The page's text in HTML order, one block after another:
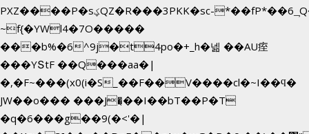
PXZ����P�sؼQZ�R���3PKK�sc-*��fP*��6_̦Q���H�hl��a��j��dӤ�ܥ�Ք�7�)S�_3y��@�n-
~f{�YWl4�7O�����
���b%�6^9j�t4po�+_h�넮 ��AU痓
���YՏtF ��Q���aa�|
�,�F~���(x0(i�S_��F��V����cl�~I��ϥ�
JW��o��� ���J�̖��I��bT��P�T
�q�6���g��9(�<'�|